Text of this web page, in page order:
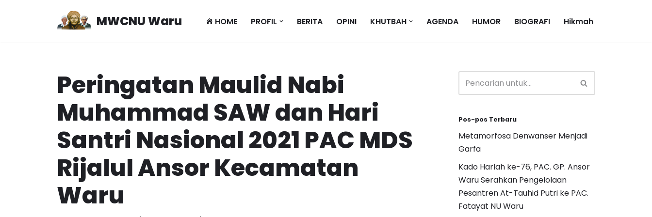
MWCNU Waru HOME PROFIL BERITA OPINI KHUTBAH AGENDA HUMOR BIOGRAFI Hikmah
Peringatan Maulid Nabi
Muhammad SAW dan Hari
Santri Nasional 2021 PAC MDS
Rijalul Ansor Kecamatan
Waru
Pos-pos Terbaru
Metamorfosa Denwanser Menjadi
Garfa
Kado Harlah ke-76, PAC. GP. Ansor
Waru Serahkan Pengelolaan
Pesantren At-Tauhid Putri ke PAC.
Fatayat NU Waru